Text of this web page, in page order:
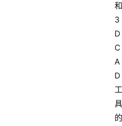
和
3
D
C
A
D
工
具
的